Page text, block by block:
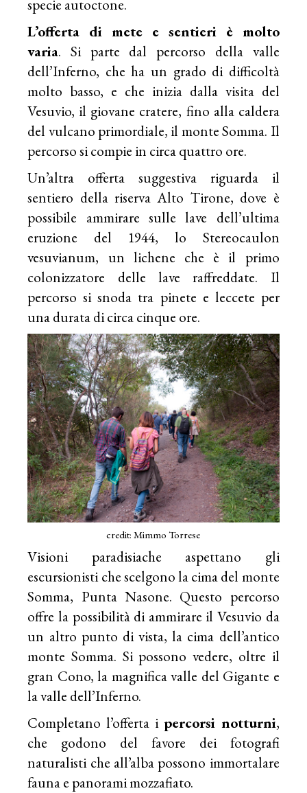
specie autoctone.
L’offerta di mete e sentieri è molto
varia. Si parte dal percorso della valle
dell’Inferno, che ha un grado di difficoltà
molto basso, e che inizia dalla visita del
Vesuvio, il giovane cratere, fino alla caldera
del vulcano primordiale, il monte Somma. Il
percorso si compie in circa quattro ore.
Un’altra offerta suggestiva riguarda il
sentiero della riserva Alto Tirone, dove è
possibile ammirare sulle lave dell’ultima
eruzione del 1944, lo Stereocaulon
vesuvianum, un lichene che è il primo
colonizzatore delle lave raffreddate. Il
percorso si snoda tra pinete e leccete per
una durata di circa cinque ore.
credit: Mimmo Torrese
Visioni paradisiache aspettano gli
escursionisti che scelgono la cima del monte
Somma, Punta Nasone. Questo percorso
offre la possibilità di ammirare il Vesuvio da
un altro punto di vista, la cima dell’antico
monte Somma. Si possono vedere, oltre il
gran Cono, la magnifica valle del Gigante e
la valle dell’Inferno.
Completano l’offerta i percorsi notturni,
che godono del favore dei fotografi
naturalisti che all’alba possono immortalare
fauna e panorami mozzafiato.